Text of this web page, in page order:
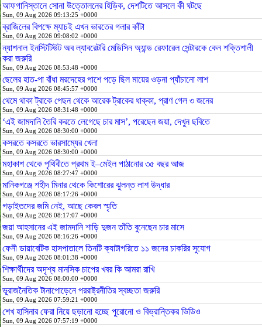
আফগানিস্তানে সোনা উত্তোলনের হিড়িক, দেশটিতে আসলে কী ঘটছে
Sun, 09 Aug 2026 09:13:25 +0000
ব্রাজিলের বিপক্ষে ম্যাচই এখন ভারতের গলার কাঁটা
Sun, 09 Aug 2026 09:08:02 +0000
ন্যাশনাল ইনস্টিটিউট অব ল্যাবরেটরি মেডিসিন অ্যান্ড রেফারেল সেন্টারকে কেন শক্তিশালী
করা জরুরি
Sun, 09 Aug 2026 08:53:48 +0000
ছেলের হাত-পা বাঁধা মরদেহের পাশে পড়ে ছিল মায়ের ওড়না প্যাঁচানো লাশ
Sun, 09 Aug 2026 08:45:57 +0000
থেমে থাকা ট্রাকে পেছন থেকে আরেক ট্রাকের ধাক্কা, প্রাণ গেল ৩ জনের
Sun, 09 Aug 2026 08:31:48 +0000
‘এই জামদানি তৈরি করতে লেগেছে চার মাস’, পরেছেন জয়া, দেখুন ছবিতে
Sun, 09 Aug 2026 08:30:00 +0000
কসরতে কসরতে ভারসাম্যের খেলা
Sun, 09 Aug 2026 08:30:00 +0000
মহাকাশ থেকে পৃথিবীতে প্রথম ই–মেইল পাঠানোর ৩৫ বছর আজ
Sun, 09 Aug 2026 08:27:47 +0000
মানিকগঞ্জে শহীদ মিনার থেকে কিশোরের ঝুলন্ত লাশ উদ্ধার
Sun, 09 Aug 2026 08:17:26 +0000
গড়াইতদের জমি নেই, আছে কেবল স্মৃতি
Sun, 09 Aug 2026 08:17:07 +0000
জয়া আহসানের এই জামদানি শাড়ি দুজন তাঁতি বুনেছেন চার মাসে
Sun, 09 Aug 2026 08:16:26 +0000
ফেনী ডায়াবেটিক হাসপাতালে তিনটি ক্যাটাগরিতে ১১ জনের চাকরির সুযোগ
Sun, 09 Aug 2026 08:01:38 +0000
শিক্ষার্থীদের অদৃশ্য মানসিক চাপের খবর কি আমরা রাখি
Sun, 09 Aug 2026 08:00:00 +0000
ভূরাজনৈতিক টানাপোড়েনে পররাষ্ট্রনীতির স্বচ্ছতা জরুরি
Sun, 09 Aug 2026 07:59:21 +0000
শেখ হাসিনার ফেরা নিয়ে ছড়ানো হচ্ছে পুরোনো ও বিভ্রান্তিকর ভিডিও
Sun, 09 Aug 2026 07:57:19 +0000